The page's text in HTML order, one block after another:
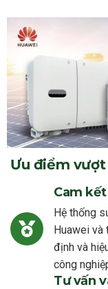
Ưu điểm
Cam
Hệ thống
Huawei và
định và
công
Tư vấn